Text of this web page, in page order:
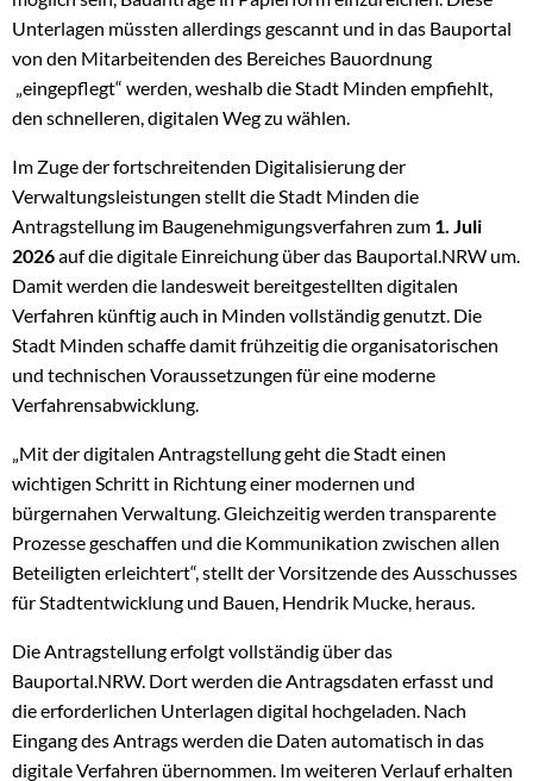
Unterlagen müssten allerdings gescannt und in das Bauportal
von den Mitarbeitenden des Bereiches Bauordnung
„eingepflegt“ werden, weshalb die Stadt Minden empfiehlt,
den schnelleren, digitalen Weg zu wählen.
Im Zuge der fortschreitenden Digitalisierung der
Verwaltungsleistungen stellt die Stadt Minden die
Antragstellung im Baugenehmigungsverfahren zum 1. Juli
2026auf die digitale Einreichung über das Bauportal.NRW um.
Damit werden die landesweit bereitgestellten digitalen
Verfahren künftig auch in Minden vollständig genutzt. Die
Stadt Minden schaffe damit frühzeitig die organisatorischen
und technischen Voraussetzungen für eine moderne
Verfahrensabwicklung.
„Mit der digitalen Antragstellung geht die Stadt einen
wichtigen Schritt in Richtung einer modernen und
bürgernahen Verwaltung. Gleichzeitig werden transparente
Prozesse geschaffen und die Kommunikation zwischen allen
Beteiligten erleichtert“, stellt der Vorsitzende des Ausschusses
für Stadtentwicklung und Bauen, Hendrik Mucke, heraus.
Die Antragstellung erfolgt vollständig über das
Bauportal.NRW. Dort werden die Antragsdaten erfasst und
die erforderlichen Unterlagen digital hochgeladen. Nach
Eingang des Antrags werden die Daten automatisch in das
digitale Verfahren übernommen. Im weiteren Verlauf erhalten